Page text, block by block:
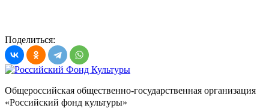
Поделиться:
Общероссийская общественно-государственная организация
«Российский фонд культуры»